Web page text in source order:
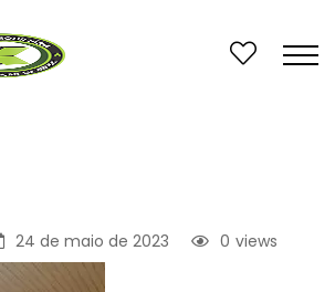
24 de maio de 2023 views
0